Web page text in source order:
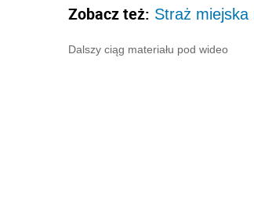
Zobacz też: Straż
Dalszy ciąg materiału pod wideo